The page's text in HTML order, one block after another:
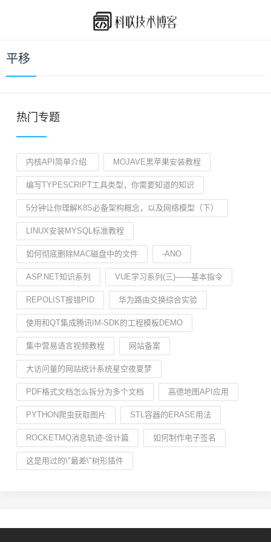
平移
热门专题
内核API简单介绍. MOJAVE黑苹果安装教程
编写TYPESCRIPT工具类型，你需要知道的知识
5分钟让你理解K8S必备架构概念，以及网络模型（下）
LINUX安装MYSQL标准教程
如何彻底删除MAC磁盘中的文件 -ANO
ASP.NET知识系列 VUE学习系列(三)——基本指令
REPOLIST报错PID 华为路由交换综合实验
使用和QT集成腾讯IM-SDK的工程模板DEMO
集中营易语言视频教程 网站备案
大访问量的网站统计系统星空夜夏梦
PDF格式文档怎么拆分为多个文档 高德地图API应用
PYTHON爬虫获取图片 STL容器的ERASE用法
ROCKETMQ消息轨迹-设计篇 如何制作电子签名
这是用过的\"最差\"树形插件